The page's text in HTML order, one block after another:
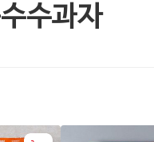
수과자